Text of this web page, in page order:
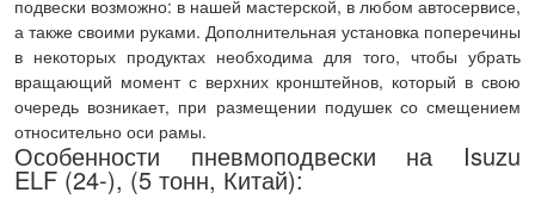
подвески возможно: в нашей мастерской, в любом автосервисе,
а также своими руками. Дополнительная установка поперечины
в некоторых продуктах необходима для того, чтобы убрать
вращающий момент с верхних кронштейнов, который в свою
очередь возникает, при размещении подушек со смещением
относительно оси рамы.
Особенности пневмоподвески на Isuzu
ELF (24-), (5 тонн, Китай):